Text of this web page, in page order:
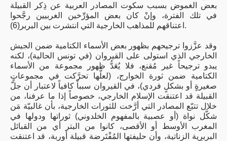
بعض الغموض بسبب سكوت المصادر العربية عن ذِكر القبيلة
في تلك الفترة، وإنْ كان بعض المؤرِّخين الغربيين رجَّحوا
اعتناقهم للمذاهب الخارجية التي انتشرت بين البربر(6).
وقد عزَّزوا ترجيحهم بظهور بعض الأسماء الكتامية ضمن الجيش
الخارجي الذي استولى على القيروان (في تونس الحالية)، لكنه
يبدو ترجيحاً غير مُقنع، فلا يُعَدُّ ظهور مجموعة من الأسماء
الكتامية ضمن ثورة الخوارج، (لعلَّها تحرَّكت في مجموعاتٍ
صغيرةٍ أو بشكلٍ فردي)، في القيروان سبباً كافياً لاعتبار أن جلّ
القبيلة قد اعتنقت الإسلام الخارجي، خصوصاً إذا ما عرفنا، من
خلال تتبّع المصادر التي أرَّخت للثورات الخارجية، بأن غالبيّة مَن
شكَّل نواة (أو عصبية بالمفهوم الخلدوني) ثوراتها ودولها في
المغرب الأوسط أو الأقصى، كانوا من البتر أي من القبائل
البربرية الزناتية، وأن حليفتها المُفْتَرضة قبيلة أوربة، قد اعتنقت